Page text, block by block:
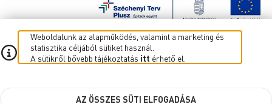
Weboldalunk az alapműködés, valamint a marketing és
statisztika céljából sütiket használ.
A sütikről bővebb tájékoztatás itt érhető el.
AZ ÖSSZES SÜTI ELFOGADÁSA